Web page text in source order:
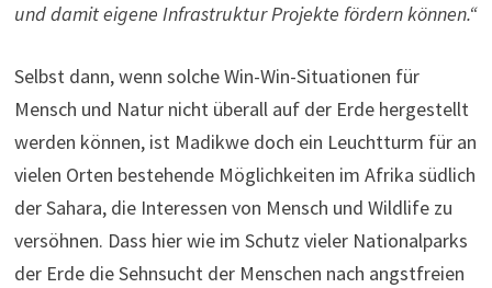
und damit eigene Infrastruktur Projekte fördern können.“
Selbst dann, wenn solche Win-Win-Situationen für
Mensch und Natur nicht überall auf der Erde hergestellt
werden können, ist Madikwe doch ein Leuchtturm für an
vielen Orten bestehende Möglichkeiten im Afrika südlich
der Sahara, die Interessen von Mensch und Wildlife zu
versöhnen. Dass hier wie im Schutz vieler Nationalparks
der Erde die Sehnsucht der Menschen nach angstfreien